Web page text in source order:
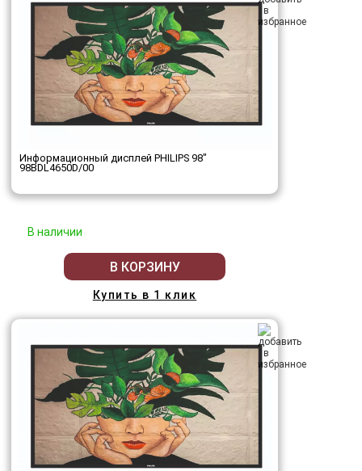
Информационный дисплей PHILIPS 98"
98BDL4650D/00
В наличии
В КОРЗИНУ
Купить в 1 клик